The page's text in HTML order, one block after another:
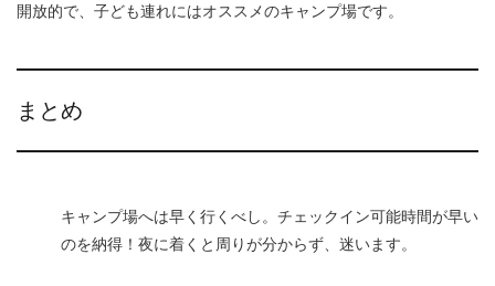
開放的で、子ども連れにはオススメのキャンプ場です。
まとめ
キャンプ場へは早く行くべし。チェックイン可能時間が早い
のを納得！夜に着くと周りが分からず、迷います。